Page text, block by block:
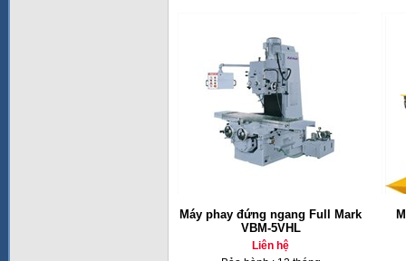
Máy phay đứng ngang Full Mark
VBM-5VHL
Liên hệ